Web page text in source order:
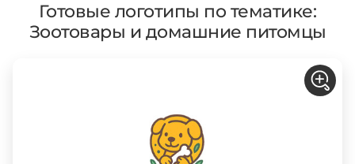
Готовые логотипы по тематике:
Зоотовары и домашние питомцы